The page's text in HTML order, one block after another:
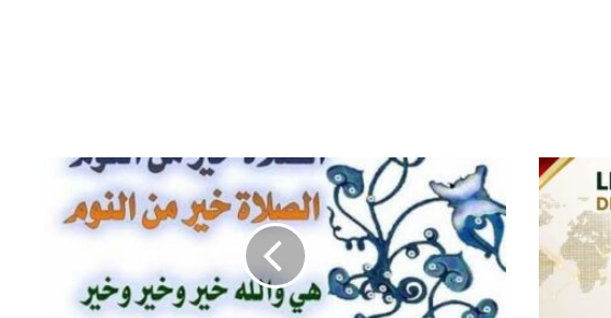
صلاة
الفجر:
مِيلاد
الضوء
في
محاريب
الأرواح